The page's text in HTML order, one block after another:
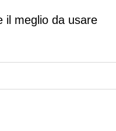
il meglio da usare